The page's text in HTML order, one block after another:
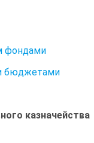
фондами
бюджетами
казначейства